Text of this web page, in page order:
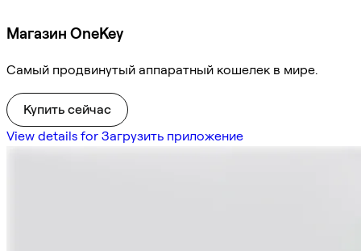
Магазин OneKey
Самый продвинутый аппаратный кошелек в мире.
Купить сейчас
View details for Загрузить приложение